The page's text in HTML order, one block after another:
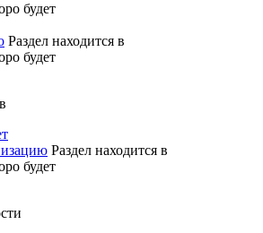
будет
Раздел находится в
будет
Раздел находится в
будет